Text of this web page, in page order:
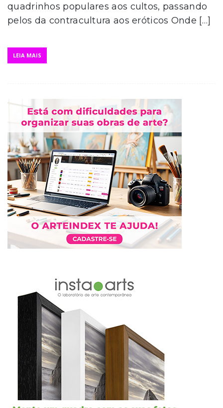
quadrinhos populares aos cultos, passando
pelos da contracultura aos eróticos Onde […]
LEIA MAIS